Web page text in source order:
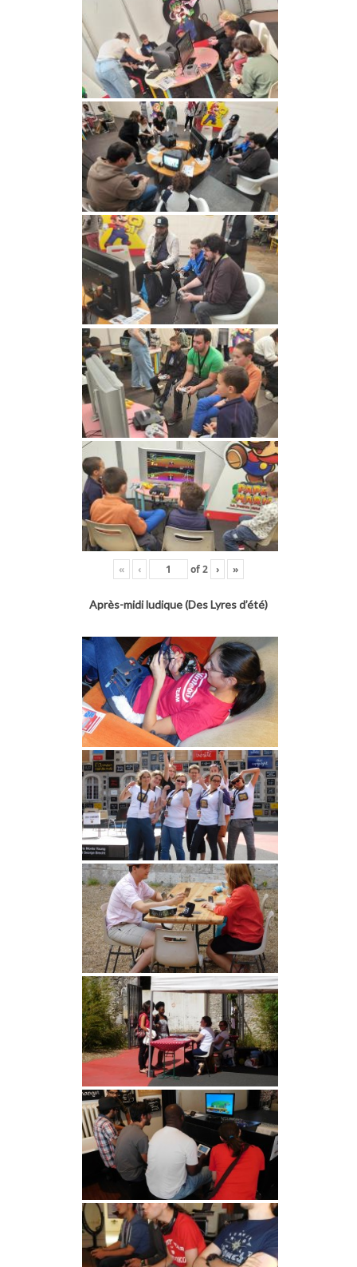
« ‹ of2 › »
Après-midi ludique (Des Lyres d’été)